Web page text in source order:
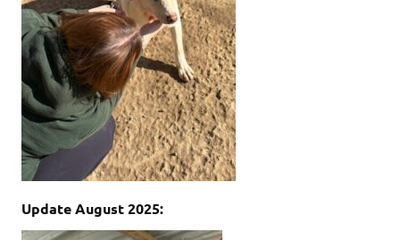
Update August 2025: